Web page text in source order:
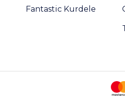
Fantastic Kurdele